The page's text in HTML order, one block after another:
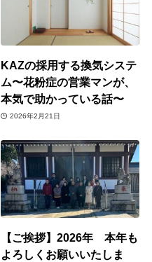
KAZの採用する換気システ
ム〜花粉症の営業マンが、
本気で助かっている話〜
2026年2月21日
【ご挨拶】2026年 本年も
よろしくお願いいたしま